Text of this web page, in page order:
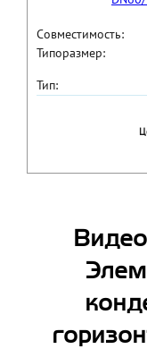
Совместимость:
Типоразмер:
Тип: